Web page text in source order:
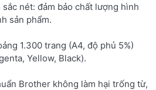
nét: đảm bảo chất lượng hình
sản phẩm.
1.300 trang (A4, độ phủ 5%)
Yellow, Black).
Brother không làm hại trống từ,